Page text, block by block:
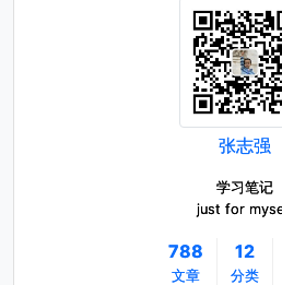
张志强
学习笔记
just for
788
文章
12
分类